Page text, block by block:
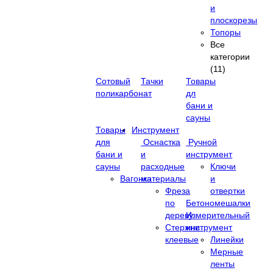
и
плоскорезы
Топоры
Все
категории
(11)
Сотовый
поликарбонат
Тачки
Товары
дл
бани и
сауны
Товары
для
бани и
сауны
Вагонка
Инструмент
Оснастка
и
расходные
материалы
Фреза
по
дереву
Стержни
клеевые
Ручной
инструмент
Ключи
и
отвертки
Бетономешалки
Измерительный
инструмент
Линейки
Мерные
ленты